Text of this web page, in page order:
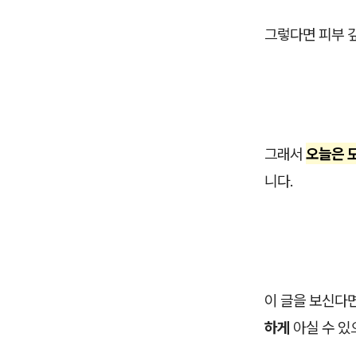
그렇다면 피부
그래서 오늘은
니다.
이 글을 보신다
하게 아실 수 있